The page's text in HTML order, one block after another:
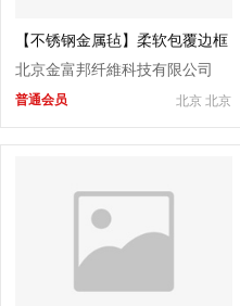
【不锈钢金属毡】柔软包覆边框
模具使用有效缓冲玻璃印记
北京金富邦纤維科技有限公司
北京 北京
普通会员